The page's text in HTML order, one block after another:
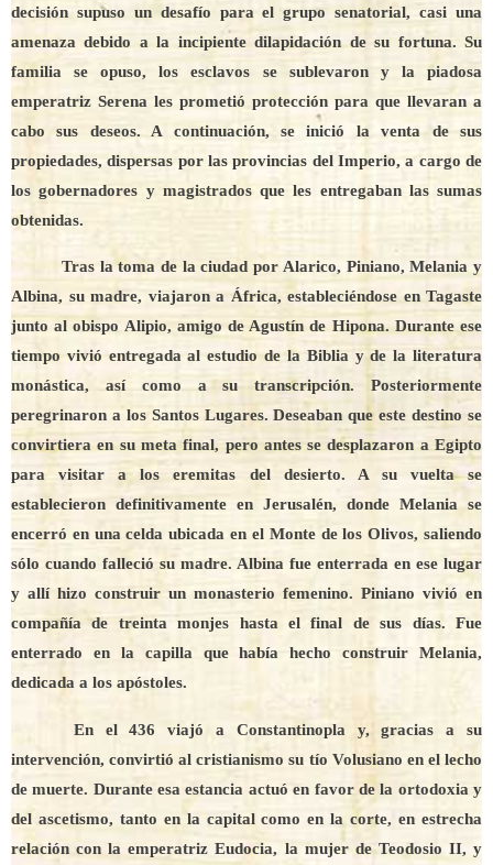
decisión supuso un desafío para el grupo senatorial, casi una
amenaza debido a la incipiente dilapidación de su fortuna. Su
familia se opuso, los esclavos se sublevaron y la piadosa
emperatriz Serena les prometió protección para que llevaran a
cabo sus deseos. A continuación, se inició la venta de sus
propiedades, dispersas por las provincias del Imperio, a cargo de
los gobernadores y magistrados que les entregaban las sumas
obtenidas.
Tras la toma de la ciudad por Alarico, Piniano, Melania y
Albina, su madre, viajaron a África, estableciéndose en Tagaste
junto al obispo Alipio, amigo de Agustín de Hipona. Durante ese
tiempo vivió entregada al estudio de la Biblia y de la literatura
monástica, así como a su transcripción. Posteriormente
peregrinaron a los Santos Lugares. Deseaban que este destino se
convirtiera en su meta final, pero antes se desplazaron a Egipto
para visitar a los eremitas del desierto. A su vuelta se
establecieron definitivamente en Jerusalén, donde Melania se
encerró en una celda ubicada en el Monte de los Olivos, saliendo
sólo cuando falleció su madre. Albina fue enterrada en ese lugar
y allí hizo construir un monasterio femenino. Piniano vivió en
compañía de treinta monjes hasta el final de sus días. Fue
enterrado en la capilla que había hecho construir Melania,
dedicada a los apóstoles.
En el 436 viajó a Constantinopla y, gracias a su
intervención, convirtió al cristianismo su tío Volusiano en el lecho
de muerte. Durante esa estancia actuó en favor de la ortodoxia y
del ascetismo, tanto en la capital como en la corte, en estrecha
relación con la emperatriz Eudocia, la mujer de Teodosio II, y